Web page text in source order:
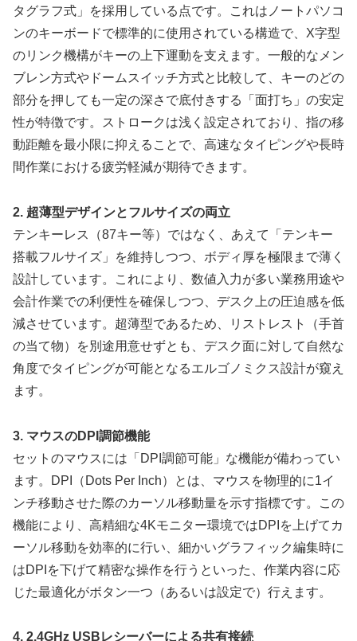
タグラフ式」を採用している点です。これはノートパソコ
ンのキーボードで標準的に使用されている構造で、X字型
のリンク機構がキーの上下運動を支えます。一般的なメン
ブレン方式やドームスイッチ方式と比較して、キーのどの
部分を押しても一定の深さで底付きする「面打ち」の安定
性が特徴です。ストロークは浅く設定されており、指の移
動距離を最小限に抑えることで、高速なタイピングや長時
間作業における疲労軽減が期待できます。
2. 超薄型デザインとフルサイズの両立
テンキーレス（87キー等）ではなく、あえて「テンキー
搭載フルサイズ」を維持しつつ、ボディ厚を極限まで薄く
設計しています。これにより、数値入力が多い業務用途や
会計作業での利便性を確保しつつ、デスク上の圧迫感を低
減させています。超薄型であるため、リストレスト（手首
の当て物）を別途用意せずとも、デスク面に対して自然な
角度でタイピングが可能となるエルゴノミクス設計が窺え
ます。
3. マウスのDPI調節機能
セットのマウスには「DPI調節可能」な機能が備わってい
ます。DPI（Dots Per Inch）とは、マウスを物理的に1イ
ンチ移動させた際のカーソル移動量を示す指標です。この
機能により、高精細な4Kモニター環境ではDPIを上げてカ
ーソル移動を効率的に行い、細かいグラフィック編集時に
はDPIを下げて精密な操作を行うといった、作業内容に応
じた最適化がボタン一つ（あるいは設定で）行えます。
4. 2.4GHz USBレシーバーによる共有接続